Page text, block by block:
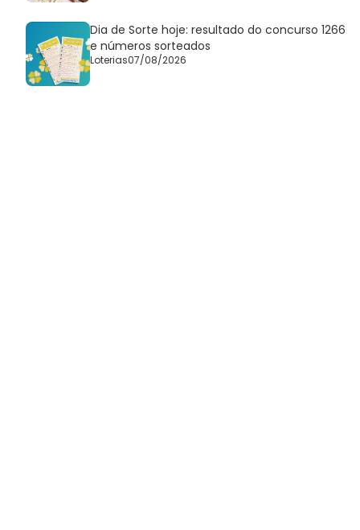
Dia de Sorte hoje: resultado do concurso 1266
e números sorteados
Loterias07/08/2026